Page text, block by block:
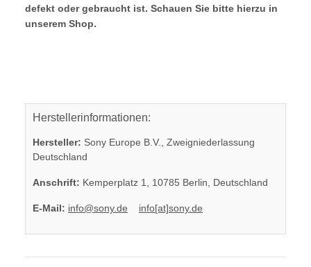
defekt oder gebraucht ist. Schauen Sie bitte hierzu in
unserem Shop.
Herstellerinformationen:
Hersteller: Sony Europe B.V., Zweigniederlassung
Deutschland
Anschrift: Kemperplatz 1, 10785 Berlin, Deutschland
E-Mail: info@sony.de info[at]sony.de